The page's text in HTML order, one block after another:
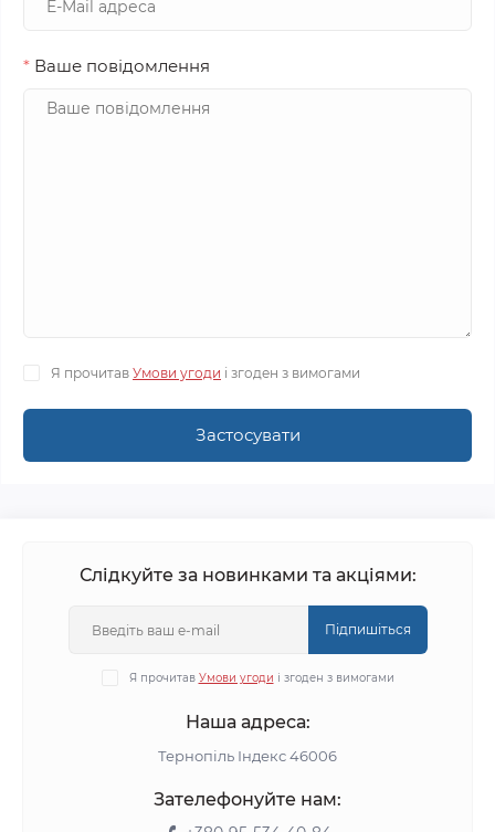
* Ваше повідомлення
Я прочитав Умови угоди і згоден з вимогами
Застосувати
Слідкуйте за новинками та акціями:
Підпишіться
Я прочитав Умови угоди і згоден з вимогами
Наша адреса:
Тернопіль Індекс 46006
Зателефонуйте нам: